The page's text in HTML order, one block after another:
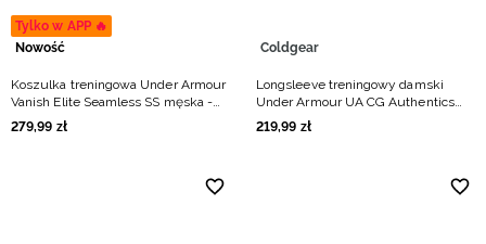
Tylko w APP 🔥
Nowość
Koszulka treningowa Under Armour
Vanish Elite Seamless SS męska -
biała
279,99 zł
Coldgear
Longsleeve treningowy damski
Under Armour UA CG Authentics
Mockneck - biały
219,99 zł